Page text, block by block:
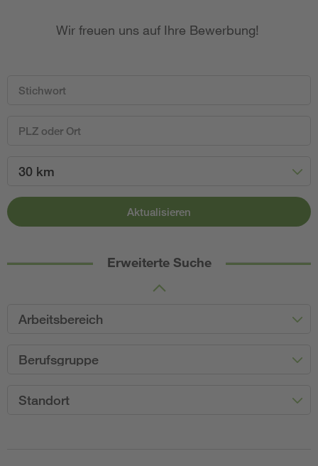
Wir freuen uns auf Ihre Bewerbung!
30 km
Aktualisieren
Erweiterte Suche
Arbeitsbereich
Berufsgruppe
Standort